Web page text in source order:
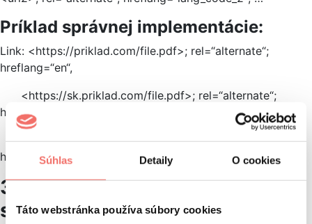
Súhlas Detaily O cookies
Táto webstránka používa súbory cookies
Príklad správnej implementácie:
Link: <https://priklad.com/file.pdf>; rel=“alternate“;
hreflang=“en“,
<https://sk.priklad.com/file.pdf>; rel=“alternate“;
hreflang=“sk“,
<https://de-at.priklad.com/file.pdf>; rel=“alternate“;
hreflang=“de-AT“
3. Implementácie cez súbor
sitemap.xml